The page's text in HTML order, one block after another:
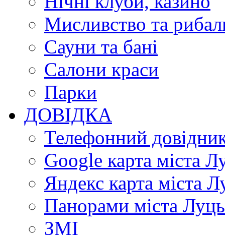
Мисливство та
Сауни та бані
Салони краси
Парки
ДОВІДКА
Телефонний
Google карта міста
Яндекс карта міста
Панорами міста
ЗМІ